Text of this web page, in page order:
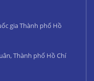
gia Thành phố Hồ
Thành phố Hồ Chí